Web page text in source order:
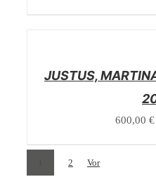
JUSTUS,
600,00 €
2 Vor